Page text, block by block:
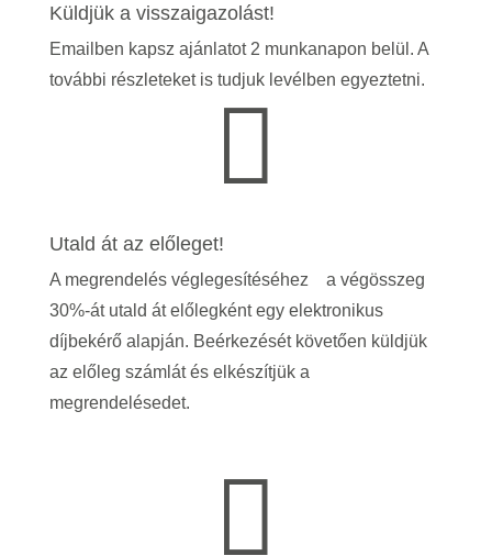
Küldjük a visszaigazolást!
Emailben kapsz ajánlatot 2 munkanapon belül. A
további részleteket is tudjuk levélben egyeztetni.

Utald át az előleget!
A megrendelés véglegesítéséhez a végösszeg
30%-át utald át előlegként egy elektronikus
díjbekérő alapján. Beérkezését követően küldjük
az előleg számlát és elkészítjük a
megrendelésedet.
